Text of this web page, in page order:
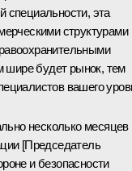
специальности, эта
структурами
шире будет рынок, тем
вашего
несколько месяцев
[Председатель
и безопасности